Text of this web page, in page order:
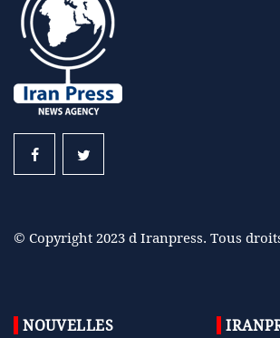
© Copyright 2023 d Iranpress. Tous
NOUVELLES